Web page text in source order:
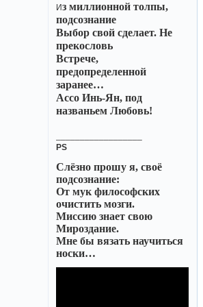
Из миллионной толпы,
подсознание
Выбор свой сделает. Не
прекословь
Встрече,
предопределенной
заранее…
Ассо Инь-Ян, под
названьем Любовь!
PS
Слёзно прошу я, своё
подсознание:
От мук философских
очистить мозги.
Миссию знает свою
Мироздание.
Мне бы вязать научиться
носки…